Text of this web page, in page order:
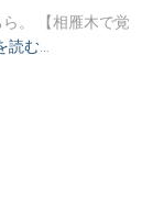
。 【相雁木で覚
読む…